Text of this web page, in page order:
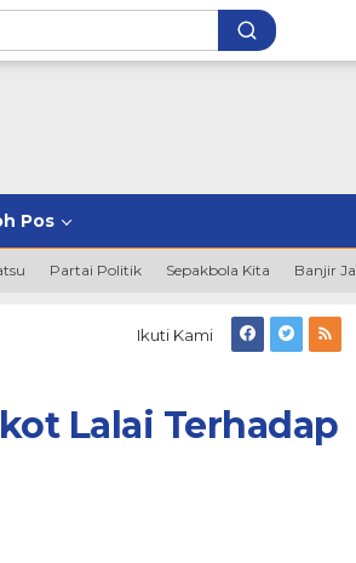
Pos
Partai Politik Sepakbola Kita Banjir
Ikuti Kami
Lalai Terhadap